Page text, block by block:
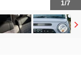
1/7